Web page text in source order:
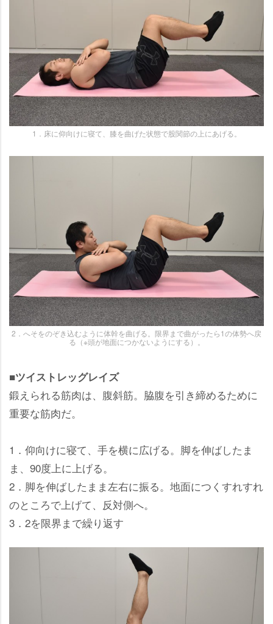
1．床に仰向けに寝て、膝を曲げた状態で股関節の上にあげる。
2．へそをのぞき込むように体幹を曲げる。限界まで曲がったら1の体勢へ戻
る（※頭が地面につかないようにする）。
■ツイストレッグレイズ
鍛えられる筋肉は、腹斜筋。脇腹を引き締めるために
重要な筋肉だ。
1．仰向けに寝て、手を横に広げる。脚を伸ばしたま
ま、90度上に上げる。
2．脚を伸ばしたまま左右に振る。地面につくすれすれ
のところで上げて、反対側へ。
3．2を限界まで繰り返す